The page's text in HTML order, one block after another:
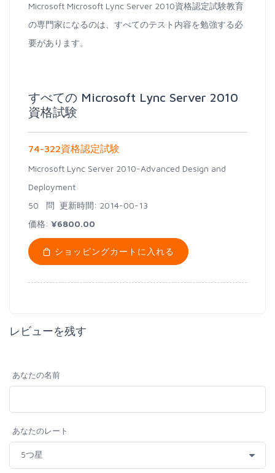
Microsoft Microsoft Lync Server 2010資格認定試験教育
の専門家になるのは、すべてのテスト内容を勉強する必
要があります。
すべての Microsoft Lync Server 2010
資格試験
74-322資格認定試験
Microsoft Lync Server 2010-Advanced Design and
Deployment
50 問 更新時間: 2014-00-13
価格: ¥6800.00
ショッピングカートに入れる
レビューを残す
あなたの名前
あなたのレート